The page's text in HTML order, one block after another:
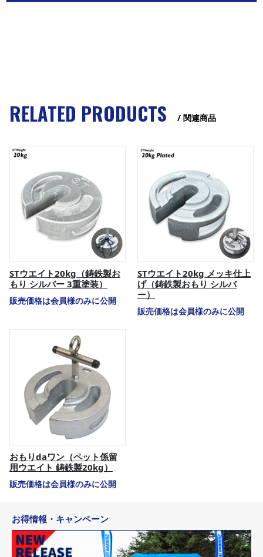
RELATED PRODUCTS / 関連商品
STウエイト20kg（鋳鉄製お
もり シルバー 3重塗装）
販売価格は会員様のみに公開
STウエイト20kg メッキ仕上
げ（鋳鉄製おもり シルバ
ー）
販売価格は会員様のみに公開
おもりdaワン（ペット係留
用ウエイト 鋳鉄製20kg）
販売価格は会員様のみに公開
お得情報・キャンペーン